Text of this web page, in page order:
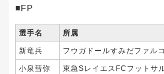
■FP
選手名 所属
新竜兵 フウガドールすみだファル
小泉彗弥 東急SレイエスFCフットサ